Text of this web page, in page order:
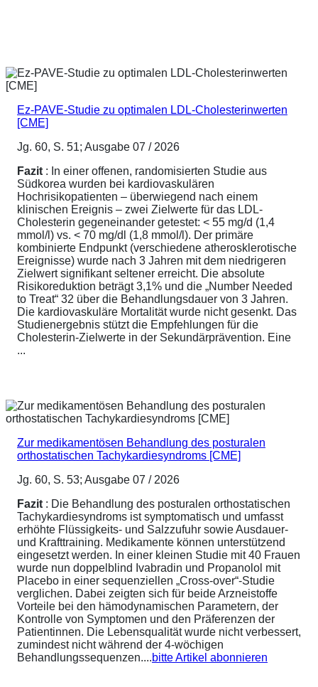
Ez-PAVE-Studie zu optimalen LDL-Cholesterinwerten
[CME]
Jg. 60, S. 51; Ausgabe 07 / 2026
Fazit : In einer offenen, randomisierten Studie aus
Südkorea wurden bei kardiovaskulären
Hochrisikopatienten – überwiegend nach einem
klinischen Ereignis – zwei Zielwerte für das LDL-
Cholesterin gegeneinander getestet: < 55 mg/d (1,4
mmol/l) vs. < 70 mg/dl (1,8 mmol/l). Der primäre
kombinierte Endpunkt (verschiedene atherosklerotische
Ereignisse) wurde nach 3 Jahren mit dem niedrigeren
Zielwert signifikant seltener erreicht. Die absolute
Risikoreduktion beträgt 3,1% und die „Number Needed
to Treat“ 32 über die Behandlungsdauer von 3 Jahren.
Die kardiovaskuläre Mortalität wurde nicht gesenkt. Das
Studienergebnis stützt die Empfehlungen für die
Cholesterin-Zielwerte in der Sekundärprävention. Eine
...
Zur medikamentösen Behandlung des posturalen
orthostatischen Tachykardiesyndroms [CME]
Jg. 60, S. 53; Ausgabe 07 / 2026
Fazit : Die Behandlung des posturalen orthostatischen
Tachykardiesyndroms ist symptomatisch und umfasst
erhöhte Flüssigkeits- und Salzzufuhr sowie Ausdauer-
und Krafttraining. Medikamente können unterstützend
eingesetzt werden. In einer kleinen Studie mit 40 Frauen
wurde nun doppelblind Ivabradin und Propanolol mit
Placebo in einer sequenziellen „Cross-over“-Studie
verglichen. Dabei zeigten sich für beide Arzneistoffe
Vorteile bei den hämodynamischen Parametern, der
Kontrolle von Symptomen und den Präferenzen der
Patientinnen. Die Lebensqualität wurde nicht verbessert,
zumindest nicht während der 4-wöchigen
Behandlungssequenzen....bitte Artikel abonnieren